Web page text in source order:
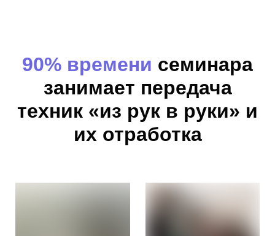
90% времени семинара
занимает передача
техник «из рук в руки» и
их отработка